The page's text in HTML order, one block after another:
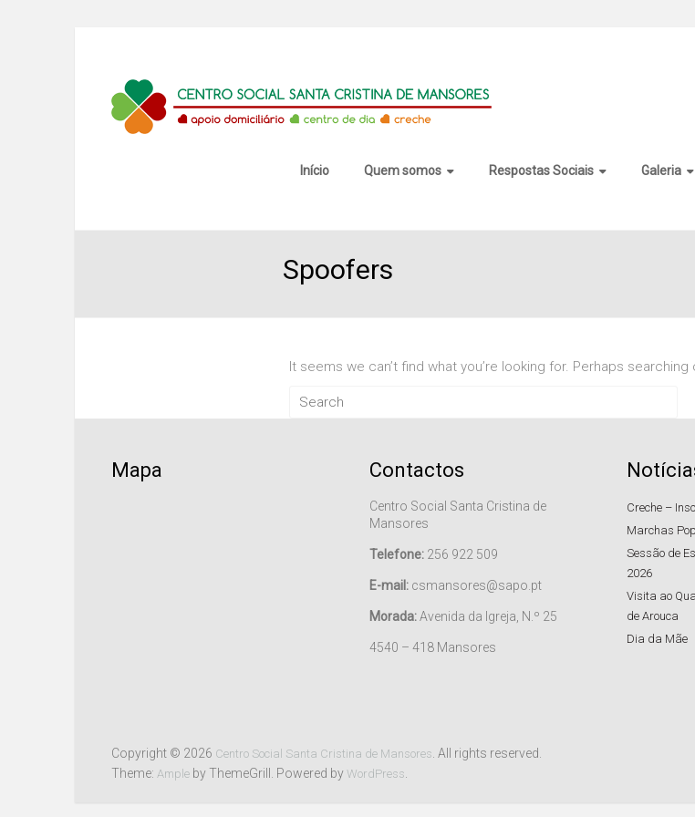
Centro
Social
Cristina
Mansores
Início Quem somos Respostas Sociais Galeria
Spoofers
It seems we can’t find what you’re looking for. Perhaps searching
Mapa Contactos
Centro Social Santa Cristina de
Mansores
Telefone:256 922 509
E-mail:csmansores@sapo.pt
Morada:Avenida da Igreja, N.º 25
4540 – 418 Mansores
Creche –
Marchas
Sessão de
2026
Visita ao
de Arouca
Dia da Mãe
Copyright © 2026 Centro Social Santa Cristina de Mansores . All rights reserved.
Theme: Ample by ThemeGrill. Powered by WordPress